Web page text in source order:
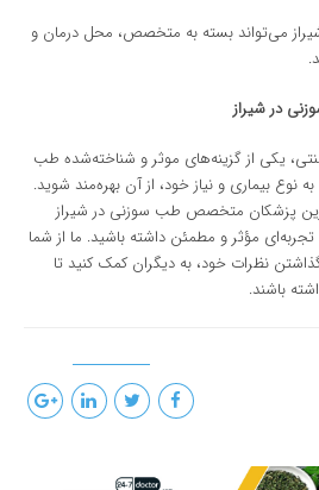
می‌تواند بسته به متخصص، محل درمان و
در شیراز
یکی از گزینه‌های موثر و شناخته‌شده طب
نوع بیماری و نیاز خود، از آن بهره‌مند شوید.
پزشکان متخصص طب سوزنی در شیراز
مؤثر و مطمئن داشته باشید. ما از شما
نظرات خود، به دیگران کمک کنید تا
باشند.